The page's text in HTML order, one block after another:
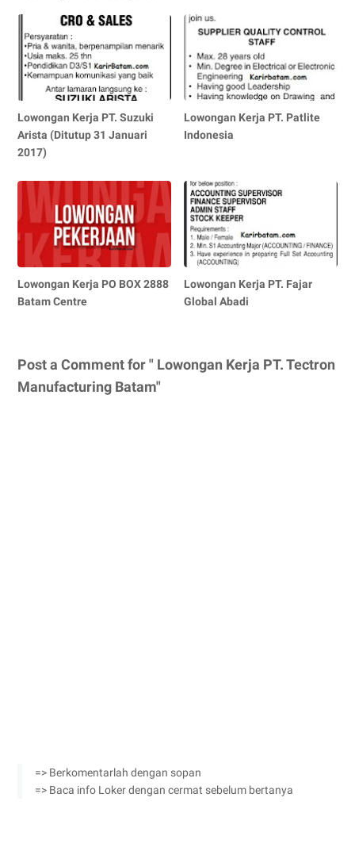
Lowongan Kerja PT. Suzuki
Arista (Ditutup 31 Januari
2017)
Lowongan Kerja PT. Patlite
Indonesia
Lowongan Kerja PO BOX 2888
Batam Centre
Lowongan Kerja PT. Fajar
Global Abadi
Post a Comment for " Lowongan Kerja PT. Tectron
Manufacturing Batam"
=> Berkomentarlah dengan sopan
=> Baca info Loker dengan cermat sebelum bertanya